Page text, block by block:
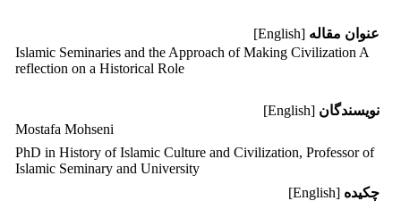
عنوان مقاله [English]
Islamic Seminaries and the Approach of Making Civilization A
reflection on a Historical Role
نویسندگان [English]
Mostafa Mohseni
PhD in History of Islamic Culture and Civilization, Professor of
Islamic Seminary and University
چکیده [English]